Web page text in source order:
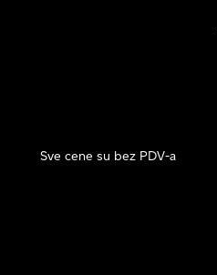
Sve cene su bez PDV-a